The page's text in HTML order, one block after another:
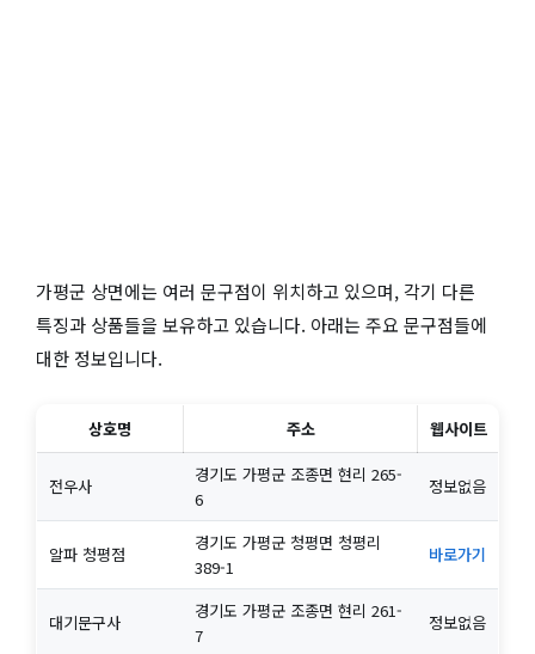
가평군 상면에는 여러 문구점이 위치하고 있으며, 각기 다른
특징과 상품들을 보유하고 있습니다. 아래는 주요 문구점들에
대한 정보입니다.
상호명 주소 웹사이트
전우사
경기도 가평군 조종면 현리 265-
6
정보없음
알파 청평점
경기도 가평군 청평면 청평리
389-1
바로가기
대기문구사
경기도 가평군 조종면 현리 261-
7
정보없음